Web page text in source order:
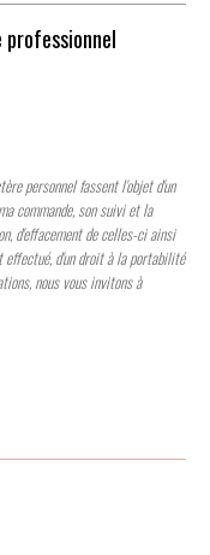
personnel fassent l'objet d'un
commande, son suivi et la
d'effacement de celles-ci ainsi
d'un droit à la portabilité
nous vous invitons à